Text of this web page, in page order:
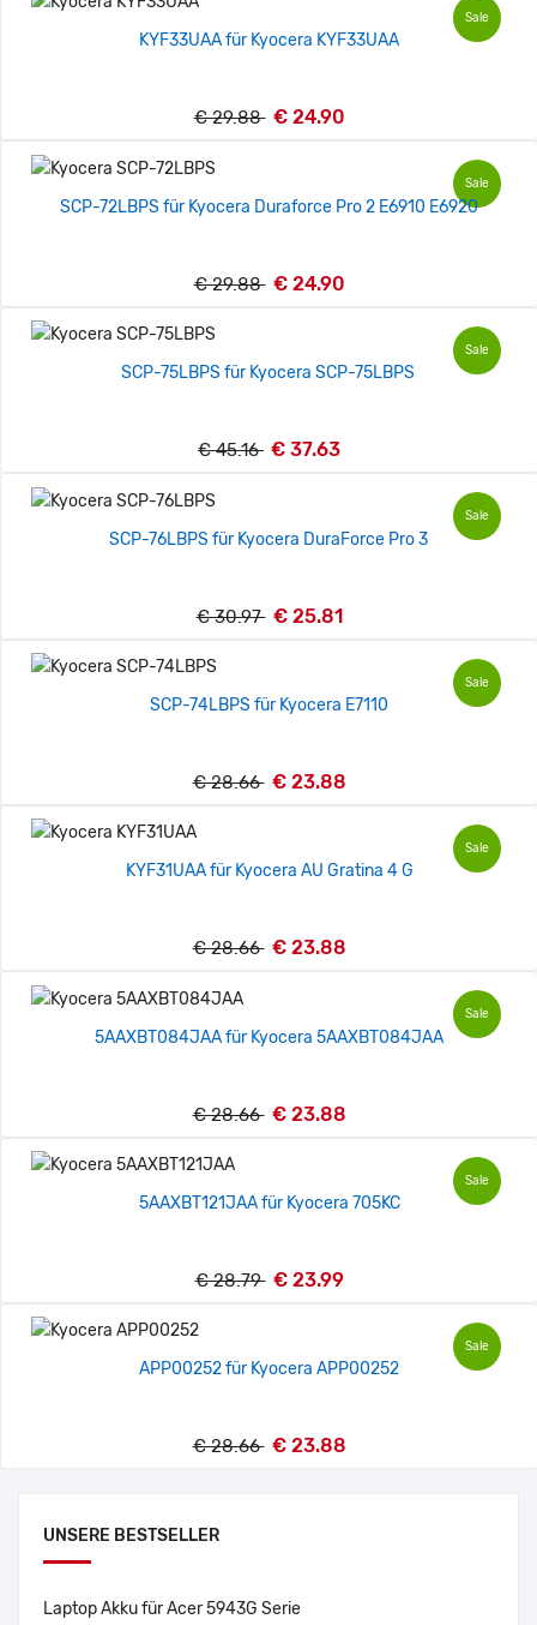
UNSERE BESTSELLER
Laptop Akku für Acer 5943G Serie
Sale
KYF33UAA für Kyocera KYF33UAA
€ 29.88 € 24.90
Sale
SCP-72LBPS für Kyocera Duraforce Pro 2 E6910 E6920
€ 29.88 € 24.90
Sale
SCP-75LBPS für Kyocera SCP-75LBPS
€ 45.16 € 37.63
Sale
SCP-76LBPS für Kyocera DuraForce Pro 3
€ 30.97 € 25.81
Sale
SCP-74LBPS für Kyocera E7110
€ 28.66 € 23.88
Sale
KYF31UAA für Kyocera AU Gratina 4 G
€ 28.66 € 23.88
Sale
5AAXBT084JAA für Kyocera 5AAXBT084JAA
€ 28.66 € 23.88
Sale
5AAXBT121JAA für Kyocera 705KC
€ 28.79 € 23.99
Sale
APP00252 für Kyocera APP00252
€ 28.66 € 23.88